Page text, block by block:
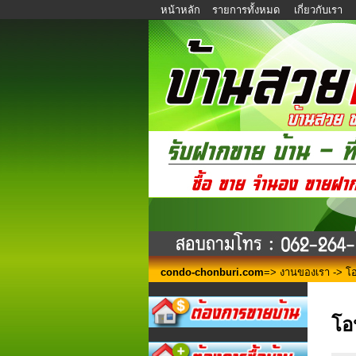
หน้าหลัก รายการทั้งหมด เกี่ยวกับเรา
condo-chonburi.com=> งานของเรา -> โ
โ